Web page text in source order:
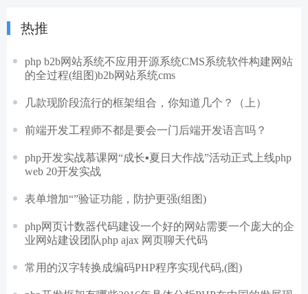
热推
php b2b网站系统不应用开源系统CMS系统软件构建网站
的全过程(组图)b2b网站系统cms
几款现阶段流行的框架组合，你知道几个？（上）
前端开发工程师不都是要会一门后端开发语言吗？
php开发实战慕课网“成长▪夏日大作战”活动正式上线php
web 20开发实战
表单增加“”验证功能，防护更强(组图)
php网页计数器代码建设一个好的网站需要一个庞大的企
业网站建设团队php ajax 网页聊天代码
常用的汉字转换成编码PHP程序实现代码,(图)